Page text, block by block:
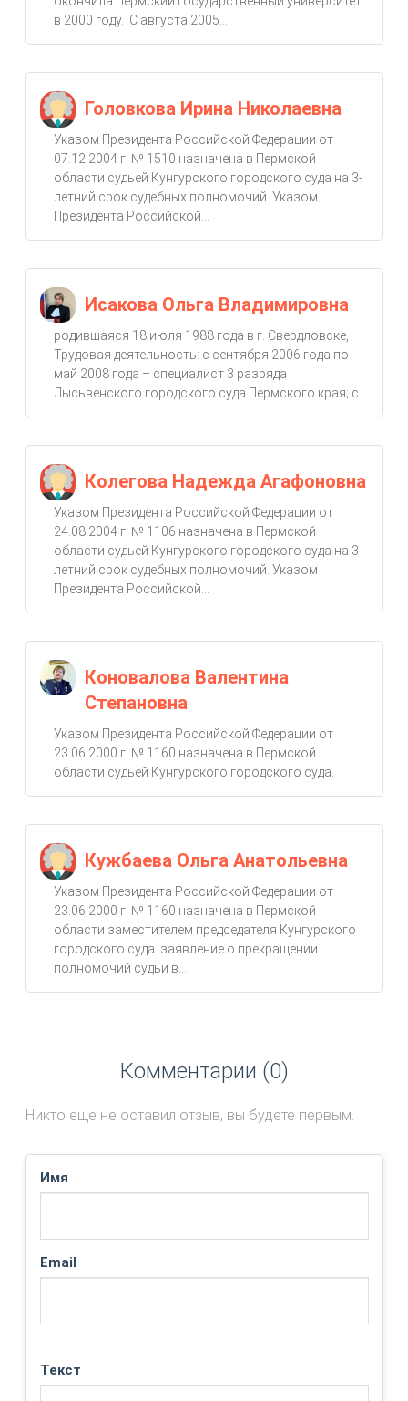
в 2000 году. С августа 2005...
Головкова Ирина Николаевна
Указом Президента Российской Федерации от
07.12.2004 г. № 1510 назначена в Пермской
области судьей Кунгурского городского суда на 3-
летний срок судебных полномочий. Указом
Президента Российской...
Исакова Ольга Владимировна
родившаяся 18 июля 1988 года в г. Свердловске,
Трудовая деятельность: с сентября 2006 года по
май 2008 года – специалист 3 разряда
Лысьвенского городского суда Пермского края; с...
Колегова Надежда Агафоновна
Указом Президента Российской Федерации от
24.08.2004 г. № 1106 назначена в Пермской
области судьей Кунгурского городского суда на 3-
летний срок судебных полномочий. Указом
Президента Российской...
Коновалова Валентина
Степановна
Указом Президента Российской Федерации от
23.06.2000 г. № 1160 назначена в Пермской
области судьей Кунгурского городского суда.
Кужбаева Ольга Анатольевна
Указом Президента Российской Федерации от
23.06.2000 г. № 1160 назначена в Пермской
области заместителем председателя Кунгурского
городского суда. заявление о прекращении
полномочий судьи в...
Комментарии (0)
Никто еще не оставил отзыв, вы будете первым.
Имя
Email
Текст